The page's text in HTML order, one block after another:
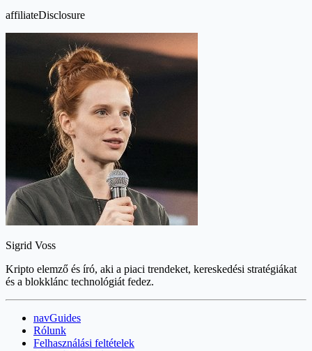
affiliateDisclosure
Sigrid Voss
Kripto elemző és író, aki a piaci trendeket, kereskedési stratégiákat
és a blokklánc technológiát fedez.
navGuides
Rólunk
Felhasználási feltételek